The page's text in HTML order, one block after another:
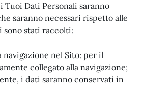
Tuoi Dati Personali saranno
saranno necessari rispetto alle
sono stati raccolti:
navigazione nel Sito: per il
collegato alla navigazione;
i dati saranno conservati in